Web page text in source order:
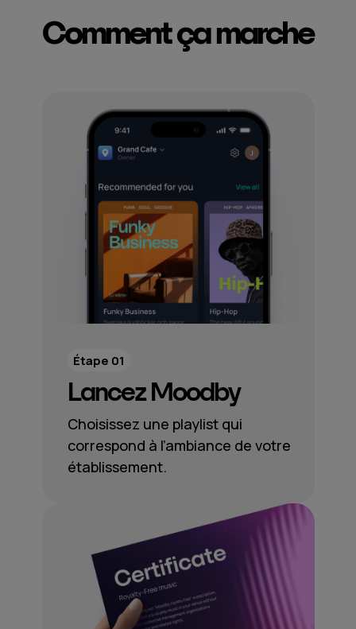
Comment ça marche
Lancez Moodby
Choisissez une playlist qui
correspond à l’ambiance de votre
établissement.
Étape 01